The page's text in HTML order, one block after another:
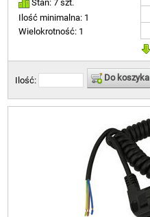
Stan: 7 szt.
Ilość minimalna: 1
Wielokrotność: 1
Ilość: Do koszyka